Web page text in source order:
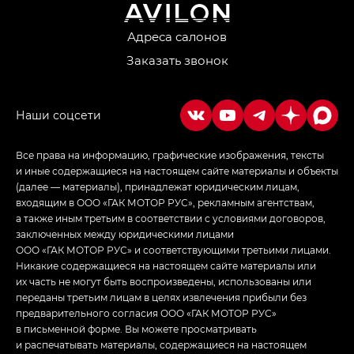
Джи Икс ПРЕМИУМ — GX PREMIUM, ЛАУНЖ —
Empow — Эмпау (Empow) в комплектации
в спортивном стиле — GL(S-Style)
Адреса салонов
Заказать звонок
Все права на информацию, графические изображения, тексты
и иные содержащиеся на настоящем сайте материалы и объекты
(далее — материалы), принадлежат юридическим лицам,
входящим в ООО «ГАК МОТОР РУС», рекламным агентствам,
а также иным третьим в соответствии с условиями договоров,
заключенных между юридическими лицами
ООО «ГАК МОТОР РУС» и соответствующими третьими лицами.
Никакие содержащиеся на настоящем сайте материалы или
их часть не могут быть воспроизведены, использованы или
переданы третьим лицам в целях извлечения прибыли без
предварительного согласия ООО «ГАК МОТОР РУС»
в письменной форме. Вы можете просматривать
и распечатывать материалы, содержащиеся на настоящем